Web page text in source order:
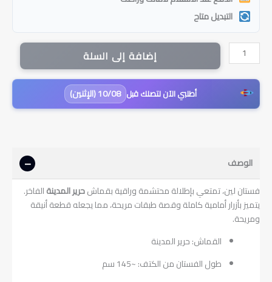
التبديل متاح
كمية
فستان
لين
مع
حزام
إضافة إلى السلة
أطلبي الآن لتصلك قبل 10/08 (الإثنين)
الوصف
فستان لين، تمتعي بإطلالة محتشمة وراقية بقماشحرير المدينةالفاخر.
يتميز بأزرار أمامية كاملة وقصة طبقات مريحة، مما يجعله قطعة أنيقة
ومريحة.
القماش: حرير المدينة
طول الفستان من الكتف: ~145 سم